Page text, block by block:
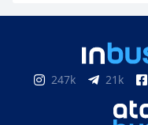
247k 21k